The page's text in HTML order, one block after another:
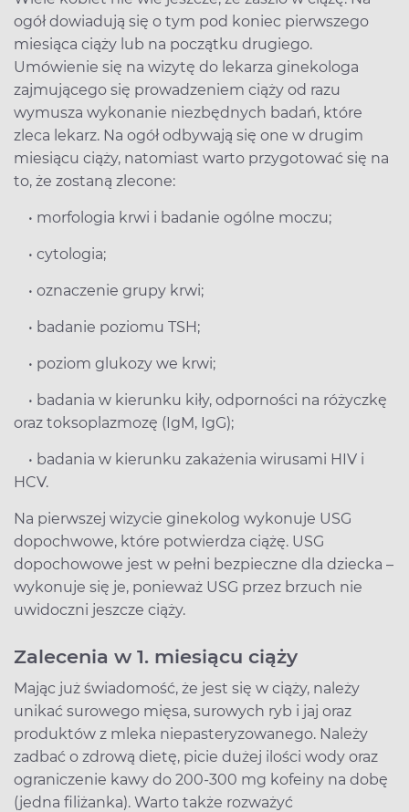
ogół dowiadują się o tym pod koniec pierwszego
miesiąca ciąży lub na początku drugiego.
Umówienie się na wizytę do lekarza ginekologa
zajmującego się prowadzeniem ciąży od razu
wymusza wykonanie niezbędnych badań, które
zleca lekarz. Na ogół odbywają się one w drugim
miesiącu ciąży, natomiast warto przygotować się na
to, że zostaną zlecone:
• morfologia krwi i badanie ogólne moczu;
• cytologia;
• oznaczenie grupy krwi;
• badanie poziomu TSH;
• poziom glukozy we krwi;
• badania w kierunku kiły, odporności na różyczkę
oraz toksoplazmozę (IgM, IgG);
• badania w kierunku zakażenia wirusami HIV i
HCV.
Na pierwszej wizycie ginekolog wykonuje USG
dopochwowe, które potwierdza ciążę. USG
dopochowowe jest w pełni bezpieczne dla dziecka –
wykonuje się je, ponieważ USG przez brzuch nie
uwidoczni jeszcze ciąży.
Zalecenia w 1. miesiącu ciąży
Mając już świadomość, że jest się w ciąży, należy
unikać surowego mięsa, surowych ryb i jaj oraz
produktów z mleka niepasteryzowanego. Należy
zadbać o zdrową dietę, picie dużej ilości wody oraz
ograniczenie kawy do 200-300 mg kofeiny na dobę
(jedna filiżanka). Warto także rozważyć